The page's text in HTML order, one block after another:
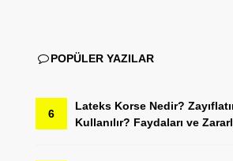
POPÜLER YAZILAR
6
Lateks Korse Nedir?
Kullanılır? Faydaları ve